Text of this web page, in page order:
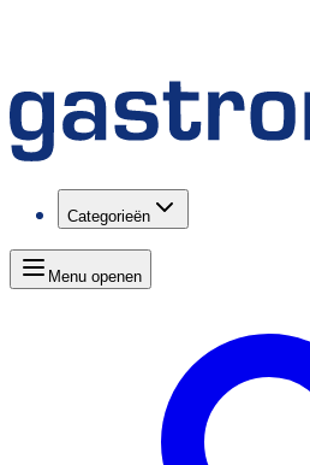
Categorieën
Menu openen